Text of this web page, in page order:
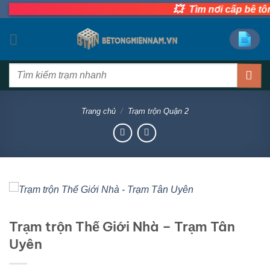
nội
Tìm nơi cấp bê tông tươi
Tìm
Trang chủ / Trạm trộn Quận 2
Trạm trộn Thế Giới Nhà – Trạm Tân
Uyên